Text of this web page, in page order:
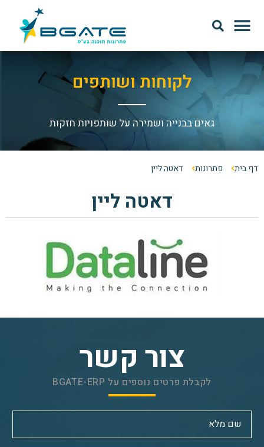
לקוחות ושותפים
גאים בבנייה ושמירה על שותפויות חזקות
דף בית פתרונות דאטה ליין
דאטה ליין
צור קשר
לקבלת פרטים נוספים על BGATE-ERP